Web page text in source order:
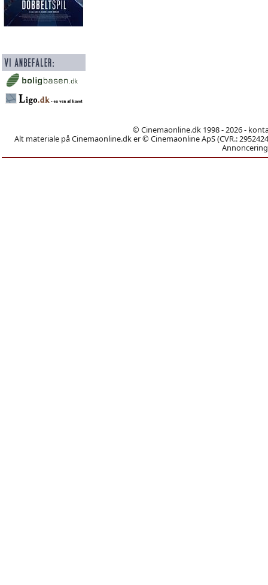
© Cinemaonline.dk 1998 - 2026 -
Alt materiale på Cinemaonline.dk er © Cinemaonline ApS (CVR.: